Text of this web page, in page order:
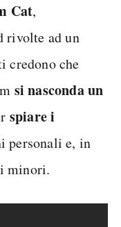
Cat,
rivolte ad un
credono che
si nasconda un
spiare i
personali e, in
minori.